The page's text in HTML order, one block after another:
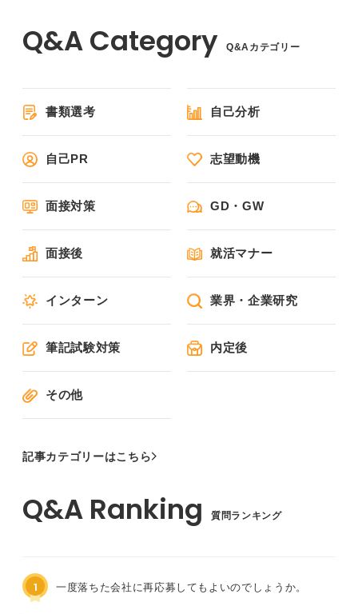
Q&Aカテゴリー
書類選考 自己分析
自己PR 志望動機
面接対策 GD・GW
面接後 就活マナー
インターン 業界・企業研究
筆記試験対策 内定後
その他
記事カテゴリーはこちら
質問ランキング
1 一度落ちた会社に再応募してもよいのでしょうか。